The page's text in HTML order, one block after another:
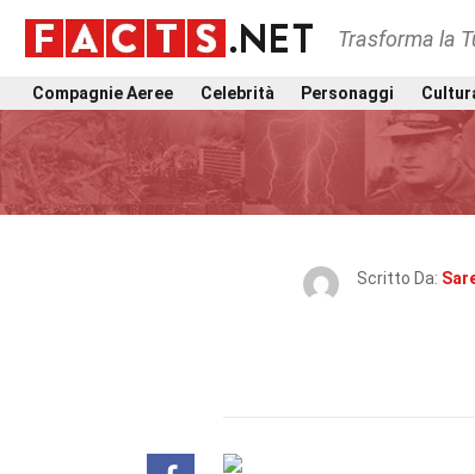
Trasforma la
Compagnie Aeree Celebrità Personaggi
Scritto Da: